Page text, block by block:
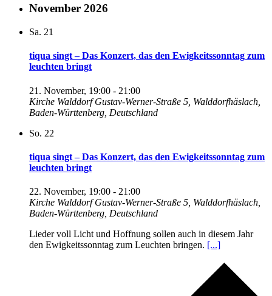
November 2026
Sa. 21
tiqua singt – Das Konzert, das den Ewigkeitssonntag zum
leuchten bringt
21. November, 19:00 - 21:00
Kirche WalddorfGustav-Werner-Straße 5, Walddorfhäslach,
Baden-Württenberg, Deutschland
So. 22
tiqua singt – Das Konzert, das den Ewigkeitssonntag zum
leuchten bringt
22. November, 19:00 - 21:00
Kirche WalddorfGustav-Werner-Straße 5, Walddorfhäslach,
Baden-Württenberg, Deutschland
Lieder voll Licht und Hoffnung sollen auch in diesem Jahr
den Ewigkeitssonntag zum Leuchten bringen. [...]